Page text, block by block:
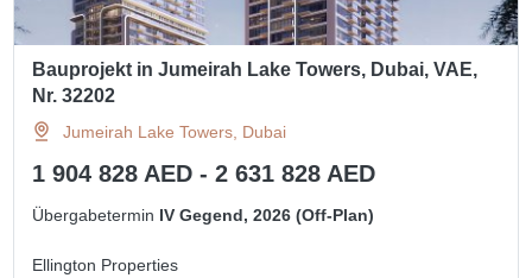
Bauprojekt in Jumeirah Lake Towers, Dubai, VAE,
Nr. 32202
Jumeirah Lake Towers, Dubai
1 904 828 AED - 2 631 828 AED
Übergabetermin IV Gegend, 2026 (Off-Plan)
Ellington Properties